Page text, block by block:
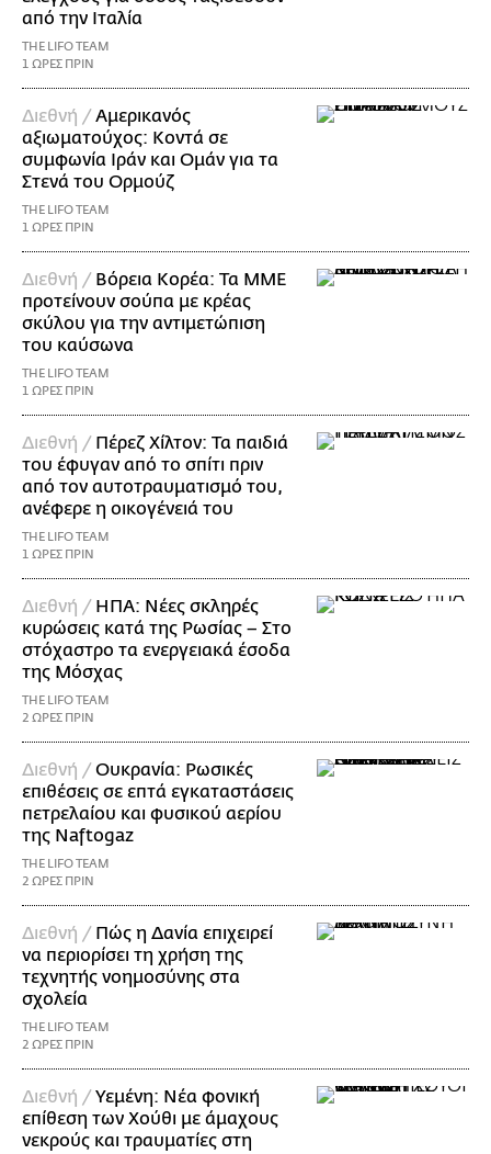
από την Ιταλία
THE LIFO TEAM
1 ΩΡΕΣ ΠΡΙΝ
Διεθνή /Αμερικανός
αξιωματούχος: Κοντά σε
συμφωνία Ιράν και Ομάν για τα
Στενά του Ορμούζ
THE LIFO TEAM
1 ΩΡΕΣ ΠΡΙΝ
Διεθνή / Βόρεια Κορέα: Τα ΜΜΕ
προτείνουν σούπα με κρέας
σκύλου για την αντιμετώπιση
του καύσωνα
THE LIFO TEAM
1 ΩΡΕΣ ΠΡΙΝ
Διεθνή / Πέρεζ Χίλτον: Τα παιδιά
του έφυγαν από το σπίτι πριν
από τον αυτοτραυματισμό του,
ανέφερε η οικογένειά του
THE LIFO TEAM
1 ΩΡΕΣ ΠΡΙΝ
Διεθνή / ΗΠΑ: Nέες σκληρές
κυρώσεις κατά της Ρωσίας – Στο
στόχαστρο τα ενεργειακά έσοδα
της Μόσχας
THE LIFO TEAM
2 ΩΡΕΣ ΠΡΙΝ
Διεθνή /Ουκρανία: Ρωσικές
επιθέσεις σε επτά εγκαταστάσεις
πετρελαίου και φυσικού αερίου
της Naftogaz
THE LIFO TEAM
2 ΩΡΕΣ ΠΡΙΝ
Διεθνή / Πώς η Δανία επιχειρεί
να περιορίσει τη χρήση της
τεχνητής νοημοσύνης στα
σχολεία
THE LIFO TEAM
2 ΩΡΕΣ ΠΡΙΝ
Διεθνή /Υεμένη: Νέα φονική
επίθεση των Χούθι με άμαχους
νεκρούς και τραυματίες στη